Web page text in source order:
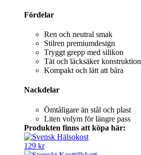
Fördelar
Ren och neutral smak
Stilren premiumdesign
Tryggt grepp med silikon
Tät och läcksäker konstruktion
Kompakt och lätt att bära
Nackdelar
Ömtåligare än stål och plast
Liten volym för längre pass
Produkten finns att köpa här:
129 kr